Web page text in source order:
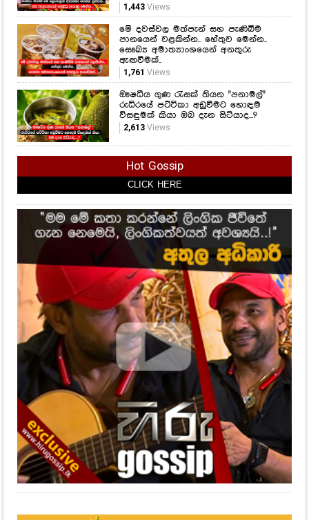
1,443Views
මේ දවස්වල මත්පැන් සහ පැණිබීම
පානයෙන් වළකින්න.. හේතුව මෙන්න..
සෞඛ්‍ය අමාත්‍යාංශයෙන් අනතුරු
ඇඟවීමක්..
1,761 Views
ඖෂධීය ගුණ රැසක් තියන "පනාමල්"
රුධිරයේ පට්ටිකා අඩුවීමට හොඳම
විසඳුමක් කියා ඔබ දැන සිටියාද...?
2,613Views
Hot Gossip
CLICK HERE